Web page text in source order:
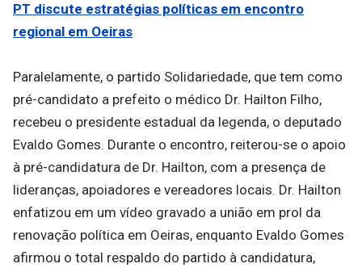
PT discute estratégias políticas em encontro
regional em Oeiras
Paralelamente, o partido Solidariedade, que tem como
pré-candidato a prefeito o médico Dr. Hailton Filho,
recebeu o presidente estadual da legenda, o deputado
Evaldo Gomes. Durante o encontro, reiterou-se o apoio
à pré-candidatura de Dr. Hailton, com a presença de
lideranças, apoiadores e vereadores locais. Dr. Hailton
enfatizou em um vídeo gravado a união em prol da
renovação política em Oeiras, enquanto Evaldo Gomes
afirmou o total respaldo do partido à candidatura,